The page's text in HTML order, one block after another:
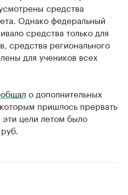
средства
Однако федеральный
средства только для
средства регионального
для учеников всех
о дополнительных
пришлось прервать
цели летом было